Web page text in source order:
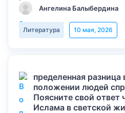
Ангелина Балыбердина
Литература 10 мая, 2026
пределенная
положении людей
Поясните свой ответ
Ислама в светской